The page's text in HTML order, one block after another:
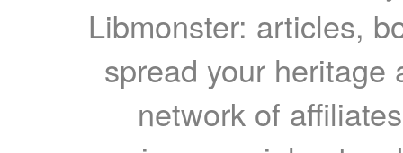
Libmonster: articles,
spread your heritage
network of